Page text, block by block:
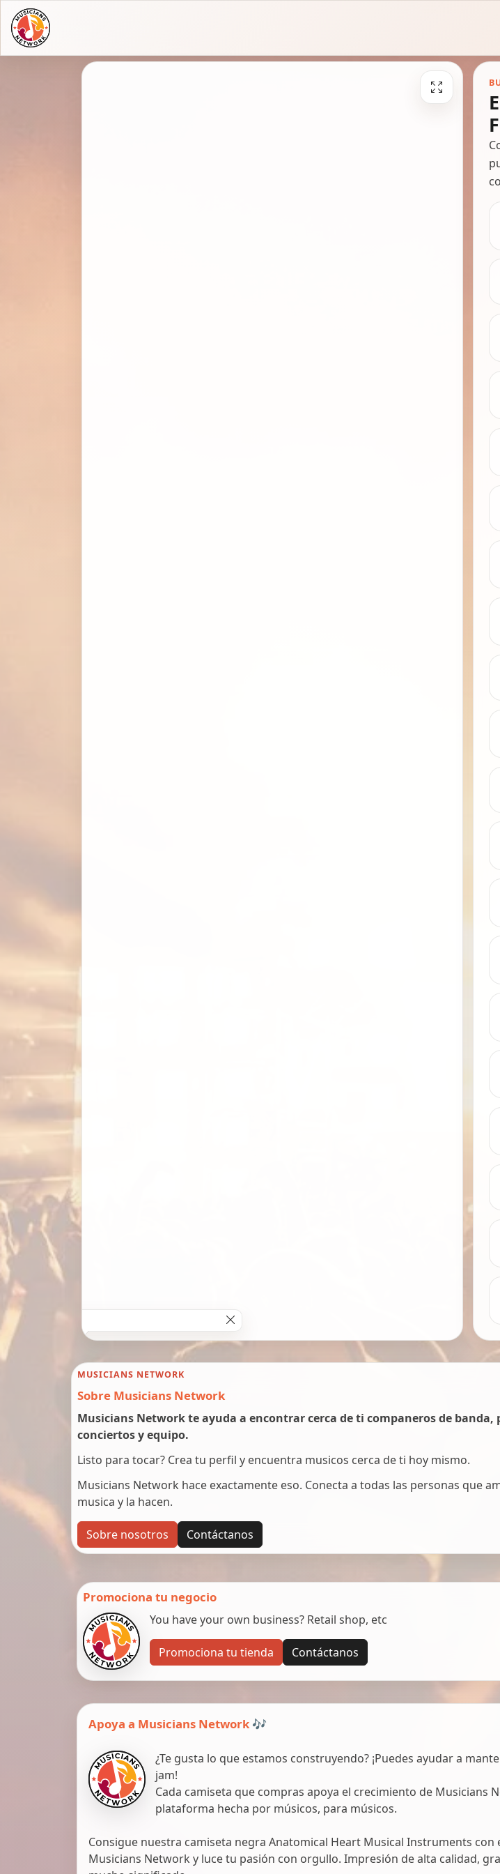
MUSICIANS NETWORK
Sobre Musicians Network
Musicians Network te ayuda a encontrar cerca de ti companeros de banda,
conciertos y equipo.
Listo para tocar? Crea tu perfil y encuentra musicos cerca de ti hoy mismo.
Musicians Network hace exactamente eso. Conecta a todas las personas que
musica y la hacen.
Sobre nosotros Contáctanos
Promociona tu negocio
You have your own business? Retail shop, etc
Promociona tu tienda Contáctanos
Apoya a Musicians Network 🎶
¿Te gusta lo que estamos construyendo? ¡Puedes ayudar a
jam!
Cada camiseta que compras apoya el crecimiento de Musicians
plataforma hecha por músicos, para músicos.
Consigue nuestra camiseta negra Anatomical Heart Musical Instruments con
Musicians Network y luce tu pasión con orgullo. Impresión de alta calidad,